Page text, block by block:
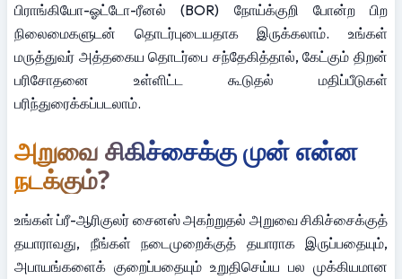
பிராங்கியோ-ஓட்டோ-ரீனல் (BOR) நோய்க்குறி போன்ற பிற
நிலைமைகளுடன் தொடர்புடையதாக இருக்கலாம். உங்கள்
மருத்துவர் அத்தகைய தொடர்பை சந்தேகித்தால், கேட்கும் திறன்
பரிசோதனை உள்ளிட்ட கூடுதல் மதிப்பீடுகள்
பரிந்துரைக்கப்படலாம்.
அறுவை சிகிச்சைக்கு முன் என்ன
நடக்கும்?
உங்கள் ப்ரீ-ஆரிகுலர் சைனஸ் அகற்றுதல் அறுவை சிகிச்சைக்குத்
தயாராவது, நீங்கள் நடைமுறைக்குத் தயாராக இருப்பதையும்,
அபாயங்களைக் குறைப்பதையும் உறுதிசெய்ய பல முக்கியமான